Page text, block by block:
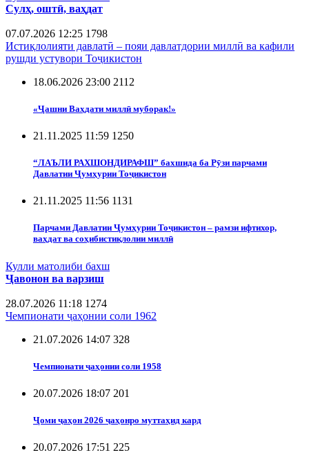
Сулҳ, оштӣ, ваҳдат
07.07.2026 12:25 1798
Истиқлолияти давлатӣ – пояи давлатдории миллӣ ва кафили
рушди устувори Тоҷикистон
18.06.2026 23:00 2112
«Ҷашни Ваҳдати миллӣ муборак!»
21.11.2025 11:59 1250
“ЛАЪЛИ РАХШОНДИРАФШ” бахшида ба Рӯзи парчами
Давлатии Ҷумҳурии Тоҷикистон
21.11.2025 11:56 1131
Парчами Давлатии Ҷумҳурии Тоҷикистон – рамзи ифтихор,
ваҳдат ва соҳибистиқлолии миллӣ
Кулли матолиби бахш
Ҷавонон ва варзиш
28.07.2026 11:18 1274
Чемпионати ҷаҳонии соли 1962
21.07.2026 14:07 328
Чемпионати ҷаҳонии соли 1958
20.07.2026 18:07 201
Ҷоми ҷаҳон 2026 ҷаҳонро муттаҳид кард
20.07.2026 17:51 225